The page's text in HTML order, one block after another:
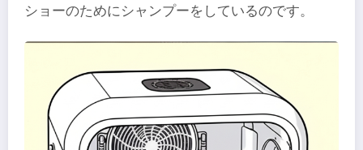
ショーのためにシャンプーをしているのです。